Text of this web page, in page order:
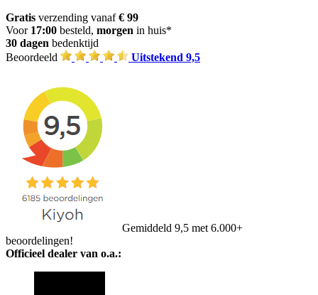
Gratis verzending vanaf€ 99
Voor 17:00 besteld, morgen in huis*
30 dagen bedenktijd
Beoordeeld
Uitstekend 9,5
Gemiddeld 9,5 met 6.000+
beoordelingen!
Officieel dealer van o.a.: